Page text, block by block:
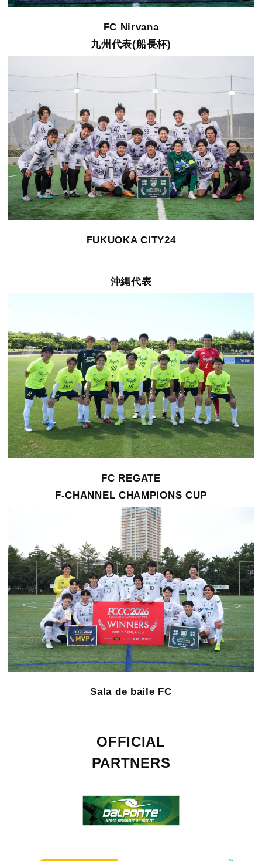
FC Nirvana
九州代表(船長杯)
FUKUOKA CITY24
沖縄代表
FC REGATE
F-CHANNEL CHAMPIONS CUP
Sala de baile FC
OFFICIAL
PARTNERS